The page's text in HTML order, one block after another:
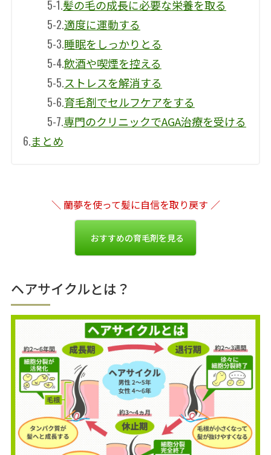
5-1.髪の毛の成長に必要な栄養を取る
5-2.適度に運動する
5-3.睡眠をしっかりとる
5-4.飲酒や喫煙を控える
5-5.ストレスを解消する
5-6.育毛剤でセルフケアをする
5-7.専門のクリニックでAGA治療を受ける
6.まとめ
＼ 蘭夢を使って髪に自信を取り戻す ／
おすすめの育毛剤を見る
ヘアサイクルとは？